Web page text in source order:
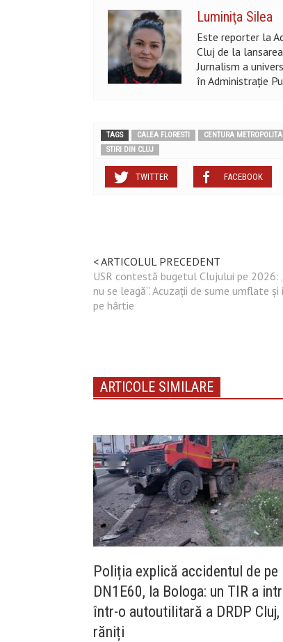
Luminiţa Silea
Este reporter la
Cluj de la
Jurnalism a
în Administraţie
TAGS CALEA FLORESTI CENTURA
STIRI DIN CLUJ
TWITTER FACEBOOK
< ARTICOLUL PRECEDENT
USR contestă bugetul Clujului pe 2026:
nu se leagă”. Acuzații de sume umflate
pe hârtie
ARTICOLE SIMILARE
Poliția explică accidentul de pe
DN1E60, la Bologa: un TIR a
într-o autoutilitară a DRDP Cluj,
răniți